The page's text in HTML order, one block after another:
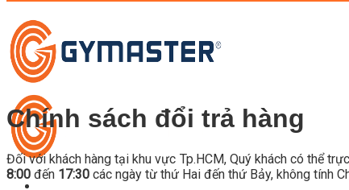
Chính sách đổi trả hàng
Đối với khách hàng tại khu vực Tp.HCM, Quý khách có thể
8:00 đến 17:30 các ngày từ thứ Hai đến thứ Bảy, không tính